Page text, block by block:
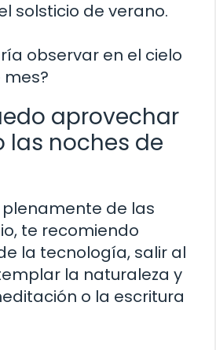
solsticio de verano.
observar en el cielo
aprovechar
las noches de
de las
te recomiendo
la tecnología, salir al
la naturaleza y
o la escritura